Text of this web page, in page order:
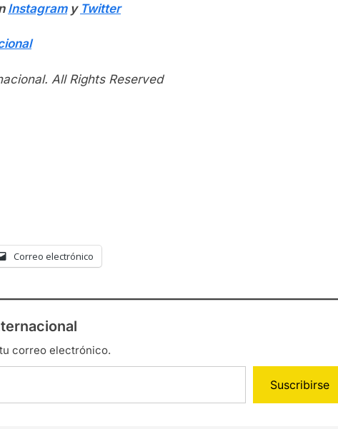
Instagramy Twitter
All Rights Reserved
Correo electrónico
correo electrónico.
Suscribirse